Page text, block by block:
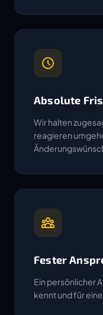
Absolute
Wir halten
reagieren
Fester
Ein persönlicher
kennt und für